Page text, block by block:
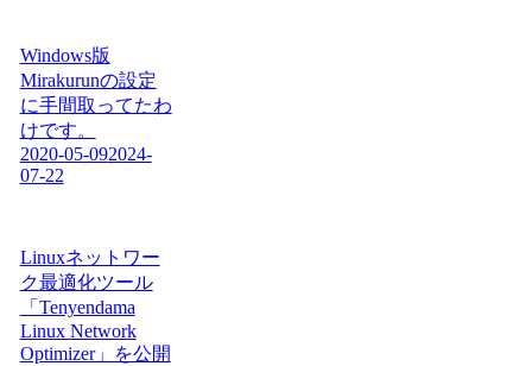
Windows版
Mirakurunの設定
に手間取ってたわ
けです。
2020-05-092024-
07-22
Linuxネットワー
ク最適化ツール
「Tenyendama
Linux Network
Optimizer」を公開